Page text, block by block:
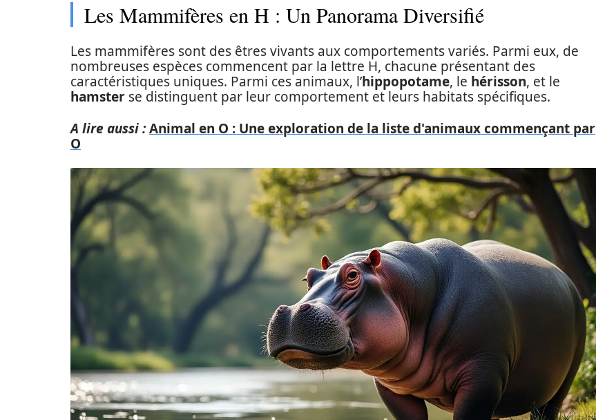
Les Mammifères en H : Un Panorama Diversifié
Les mammifères sont des êtres vivants aux comportements variés. Parmi eux, de
nombreuses espèces commencent par la lettre H, chacune présentant des
caractéristiques uniques. Parmi ces animaux, l’hippopotame, le hérisson, et le
hamster se distinguent par leur comportement et leurs habitats spécifiques.
A lire aussi :Animal en O : Une exploration de la liste d'animaux commençant par
O